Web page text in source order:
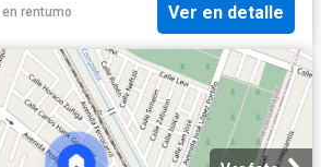
en rentumo Ver en detalle